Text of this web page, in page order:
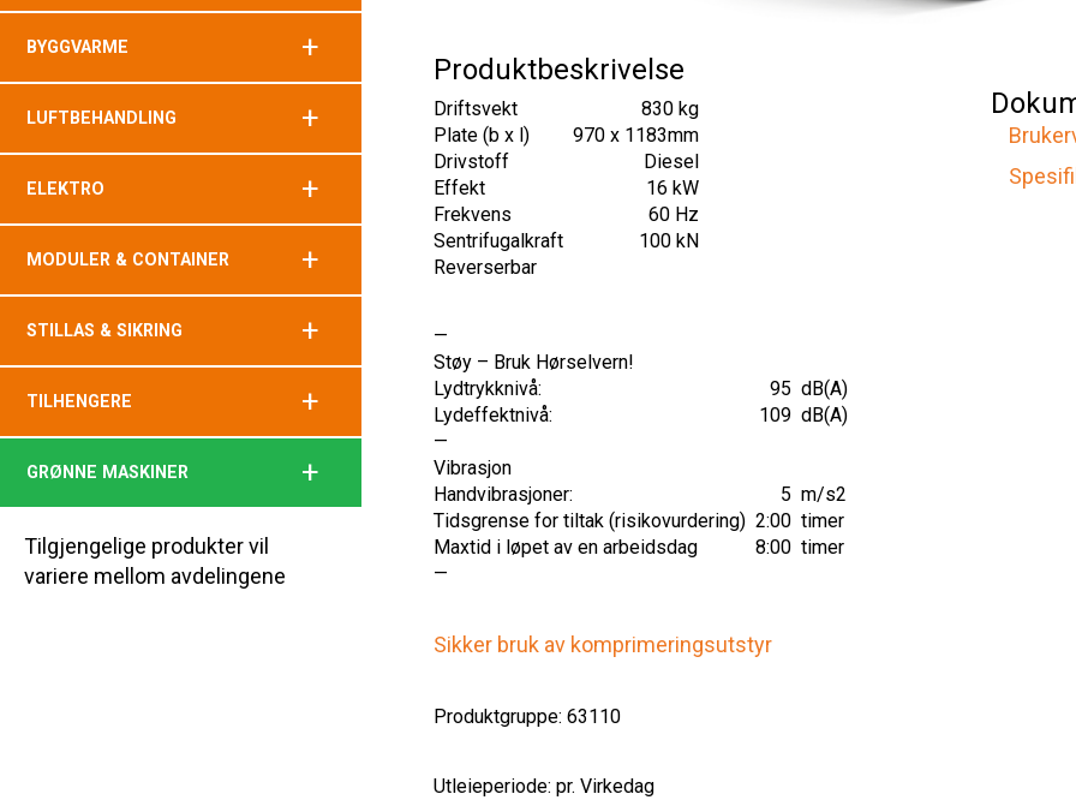
BYGGVARME +
LUFTBEHANDLING +
ELEKTRO +
MODULER & CONTAINER +
STILLAS & SIKRING +
TILHENGERE +
GRØNNE MASKINER +
Tilgjengelige produkter vil
variere mellom avdelingene
Produktbeskrivelse
Driftsvekt
830 kg
Plate (b x l)
970 x 1183mm
Drivstoff
Diesel
Effekt
16 kW
Frekvens
60 Hz
Sentrifugalkraft
100 kN
Reverserbar
—
Støy – Bruk Hørselvern!
Lydtrykknivå:
95 dB(A)
Lydeffektnivå:
109 dB(A)
—
Vibrasjon
Handvibrasjoner:
5 m/s2
Tidsgrense for tiltak (risikovurdering) 2:00 timer
Maxtid i løpet av en arbeidsdag
8:00 timer
—
Sikker bruk av komprimeringsutstyr
Produktgruppe: 63110
Utleieperiode: pr. Virkedag